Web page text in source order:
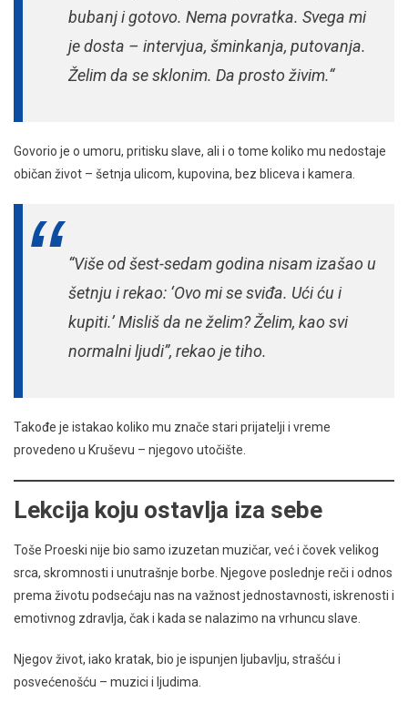
bubanj i gotovo. Nema povratka. Svega mi
je dosta – intervjua, šminkanja, putovanja.
Želim da se sklonim. Da prosto živim.“
Govorio je o umoru, pritisku slave, ali i o tome koliko mu nedostaje
običan život – šetnja ulicom, kupovina, bez bliceva i kamera.
“Više od šest-sedam godina nisam izašao u
šetnju i rekao: ‘Ovo mi se sviđa. Ući ću i
kupiti.’ Misliš da ne želim? Želim, kao svi
normalni ljudi”, rekao je tiho.
Takođe je istakao koliko mu znače stari prijatelji i vreme
provedeno u Kruševu – njegovo utočište.
Lekcija koju ostavlja iza sebe
Toše Proeski nije bio samo izuzetan muzičar, već i čovek velikog
srca, skromnosti i unutrašnje borbe. Njegove poslednje reči i odnos
prema životu podsećaju nas na važnost jednostavnosti, iskrenosti i
emotivnog zdravlja, čak i kada se nalazimo na vrhuncu slave.
Njegov život, iako kratak, bio je ispunjen ljubavlju, strašću i
posvećenošću – muzici i ljudima.